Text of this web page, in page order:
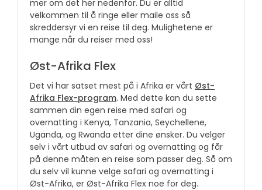
mer om det her nedenfor. Du er alltid
velkommen til å ringe eller maile oss så
skreddersyr vi en reise til deg. Mulighetene er
mange når du reiser med oss!
Øst-Afrika Flex
Det vi har satset mest på i Afrika er vårt Øst-
Afrika Flex-program. Med dette kan du sette
sammen din egen reise med safari og
overnatting i Kenya, Tanzania, Seychellene,
Uganda, og Rwanda etter dine ønsker. Du velger
selv i vårt utbud av safari og overnatting og får
på denne måten en reise som passer deg. Så om
du selv vil kunne velge safari og overnatting i
Øst-Afrika, er Øst-Afrika Flex noe for deg.